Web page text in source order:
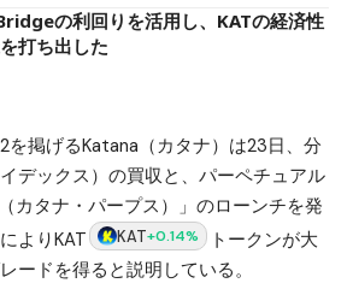
の利回りを活用し、KATの経済性
打ち出した
を掲げるKatana（カタナ）は23日、分
デックス）の買収と、パーペチュアル
カタナ・パープス）」のローンチを発
よりKAT
KAT+0.14%
トークンが大
ードを得ると説明している。